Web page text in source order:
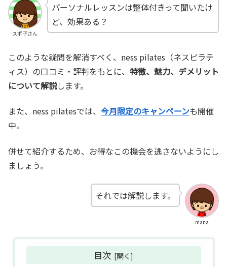
スポ子さん
パーソナルレッスンは整体付きって聞いたけ
ど、効果ある？
このような疑問を解消すべく、ness pilates（ネスピラテ
ィス）の口コミ・評判をもとに、 特徴、魅力、デメリット
について解説します。
また、ness pilatesでは、 今月限定のキャンペーンも開催
中。
併せて紹介するため、お得なこの機会を逃さないようにし
ましょう。
mana
それでは解説します。
目次